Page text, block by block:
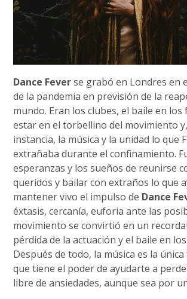
Dance Feverse grabó en Londres en
de la pandemia en previsión de la
mundo. Eran los clubes, el baile en los
estar en el torbellino del movimiento
instancia, la música y la unidad lo que
extrañaba durante el confinamiento.
esperanzas y los sueños de reunirse
queridos y bailar con extraños lo que
mantener vivo el impulso de Dance
éxtasis, cercanía, euforia ante las
movimiento se convirtió en un
pérdida de la actuación y el baile en
Después de todo, la música es la
que tiene el poder de ayudarte a
libre de ansiedades, aunque sea por